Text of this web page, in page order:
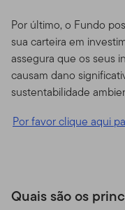
Por último, o Fundo
sua carteira em
assegura que os seus
causam dano
sustentabilidade
Por favor clique aqui
Quais são os